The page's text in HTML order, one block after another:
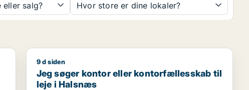
eller salg? Hvor store er dine lokaler?
virtuelt kontor, undervisningslokale, showroom eller
Jeg søger kontor eller kontorfællesskab til leje i
9 d siden
Jeg søger kontor eller kontorfællesskab til
leje i Halsnæs